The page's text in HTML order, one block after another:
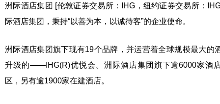
洲际酒店集团 [伦敦证券交易所：IHG，纽约证券交易所：
际酒店集团，秉持“以善为本，以诚待客”的企业使命。
洲际酒店集团旗下现有19个品牌，并运营着全球规模最大的
升级的——IHG(R)优悦会。洲际酒店集团旗下逾6000家酒
区，另有逾1900家在建酒店。